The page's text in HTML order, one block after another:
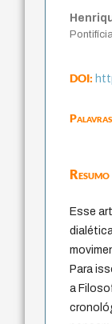
DOI:
Resumo
Esse
Para
a